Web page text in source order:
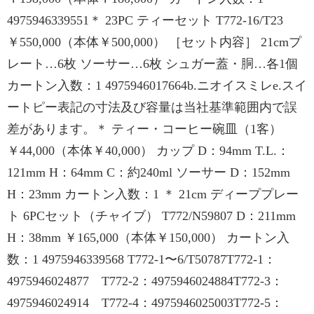
4975946339551＊ 23PC ティーセット T772-16/T23
￥550,000（本体￥500,000） ［セット内容］ 21cmプ
レート…6枚 ソーサー…6枚 シュガー蓋・胴…各1個
カートン入数：1 4975946017664b.ニオイスミレe.スイ
ートピー表記の寸法及び容量は当社基準範囲内で誤
差があります。＊ ティー・コーヒー碗皿（1客）
￥44,000（本体￥40,000） カップ D：94mm T.L.：
121mm H：64mm C：約240ml ソーサー D：152mm
H：23mm カートン入数：1 ＊ 21cm ディーププレー
ト 6PCセット（チャイブ） T772/N59807 D：211mm
H：38mm ￥165,000（本体￥150,000） カートン入
数：1 4975946339568 T772-1〜6/T50787T772-1：
4975946024877 T772-2：4975946024884T772-3：
4975946024914 T772-4：4975946025003T772-5：